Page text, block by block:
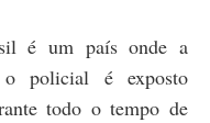
é um país onde a
policial é exposto
todo o tempo de